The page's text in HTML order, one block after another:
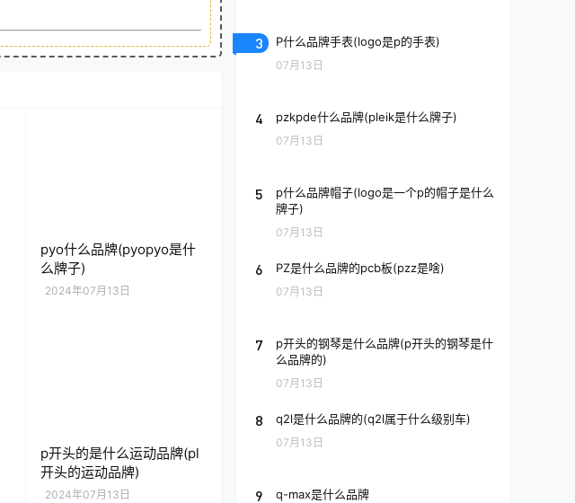
pyo什么品牌(pyopyo是什
么牌子)
2024年07月13日
p开头的是什么运动品牌(pl
开头的运动品牌)
2024年07月13日
3 P什么品牌手表(logo是p的手表)
07月13日
4 pzkpde什么品牌(pleik是什么牌子)
07月13日
5
p什么品牌帽子(logo是一个p的帽子是什么
牌子)
07月13日
6 PZ是什么品牌的pcb板(pzz是啥)
07月13日
7
p开头的钢琴是什么品牌(p开头的钢琴是什
么品牌的)
07月13日
8 q2l是什么品牌的(q2l属于什么级别车)
07月13日
9 q-max是什么品牌